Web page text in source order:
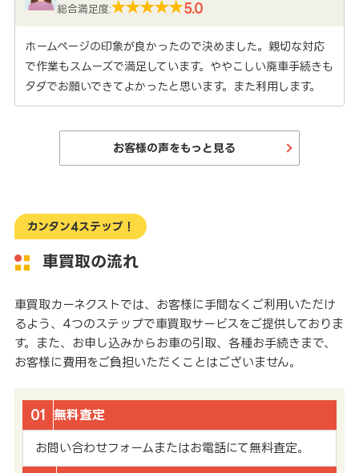
総合満足度: 5.0
ホームページの印象が良かったので決めました。親切な対応
で作業もスムーズで満足しています。ややこしい廃車手続きも
タダでお願いできてよかったと思います。また利用します。
お客様の声をもっと見る
カンタン4ステップ！
車買取の流れ
車買取カーネクストでは、お客様に手間なくご利用いただけ
るよう、4つのステップで車買取サービスをご提供しておりま
す。また、お申し込みからお車の引取、各種お手続きまで、
お客様に費用をご負担いただくことはございません。
01 無料査定
お問い合わせフォームまたはお電話にて無料査定。